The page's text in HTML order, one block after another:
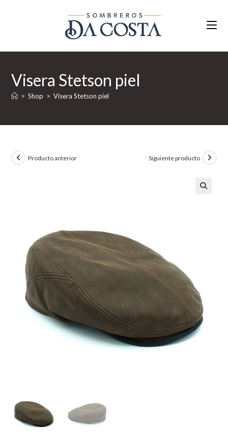
Visera Stetson piel
> Shop > Visera Stetson piel
Producto anterior Siguiente producto